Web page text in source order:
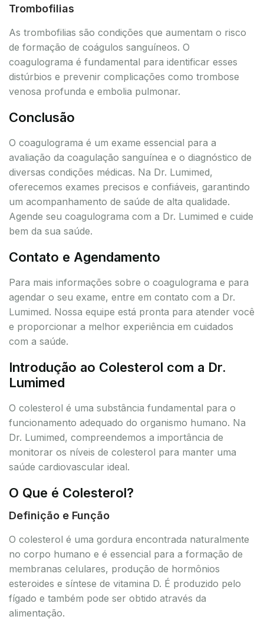
Trombofilias
As trombofilias são condições que aumentam o risco
de formação de coágulos sanguíneos. O
coagulograma é fundamental para identificar esses
distúrbios e prevenir complicações como trombose
venosa profunda e embolia pulmonar.
Conclusão
O coagulograma é um exame essencial para a
avaliação da coagulação sanguínea e o diagnóstico de
diversas condições médicas. Na Dr. Lumimed,
oferecemos exames precisos e confiáveis, garantindo
um acompanhamento de saúde de alta qualidade.
Agende seu coagulograma com a Dr. Lumimed e cuide
bem da sua saúde.
Contato e Agendamento
Para mais informações sobre o coagulograma e para
agendar o seu exame, entre em contato com a Dr.
Lumimed. Nossa equipe está pronta para atender você
e proporcionar a melhor experiência em cuidados
com a saúde.
Introdução ao Colesterol com a Dr.
Lumimed
O colesterol é uma substância fundamental para o
funcionamento adequado do organismo humano. Na
Dr. Lumimed, compreendemos a importância de
monitorar os níveis de colesterol para manter uma
saúde cardiovascular ideal.
O Que é Colesterol?
Definição e Função
O colesterol é uma gordura encontrada naturalmente
no corpo humano e é essencial para a formação de
membranas celulares, produção de hormônios
esteroides e síntese de vitamina D. É produzido pelo
fígado e também pode ser obtido através da
alimentação.